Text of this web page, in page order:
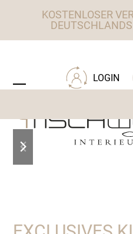
KOSTENLOSER
LOGIN
mobile
mobile
slide
slide